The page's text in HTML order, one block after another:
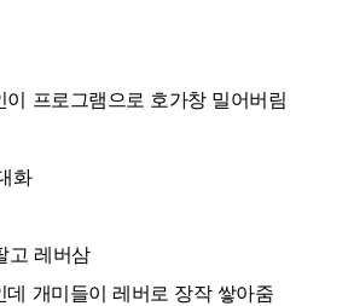
프로그램으로 호가창 밀어버림
화
고 레버삼
개미들이 레버로 장작 쌓아줌